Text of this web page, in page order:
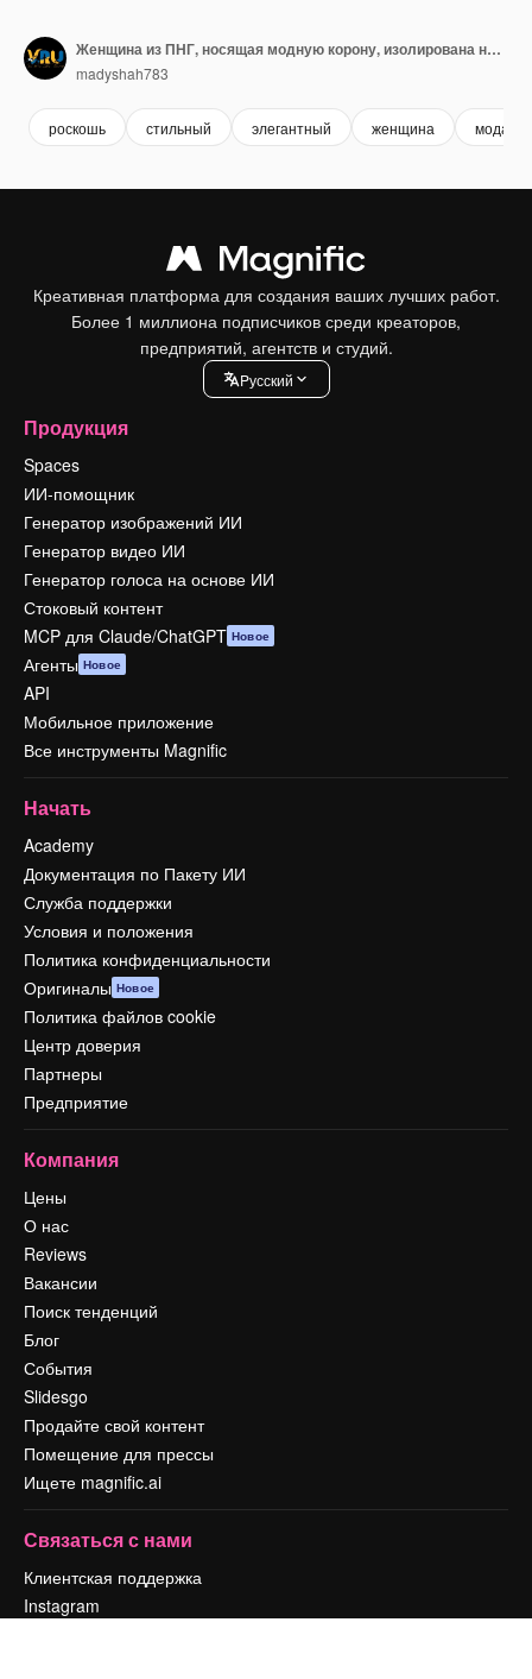
Женщина из ПНГ, носящая модную корону, изолирована на прозрачном фоне для королевской моды или стиля событий
madyshah783
роскошь стильный элегантный женщина мода
Креативная платформа для создания ваших лучших работ.
Более 1 миллиона подписчиков среди креаторов,
предприятий, агентств и студий.
Pусский
Продукция
Spaces
ИИ-помощник
Генератор изображений ИИ
Генератор видео ИИ
Генератор голоса на основе ИИ
Стоковый контент
MCP для Claude/ChatGPT Новое
Агенты Новое
API
Мобильное приложение
Все инструменты Magnific
Начать
Academy
Документация по Пакету ИИ
Служба поддержки
Условия и положения
Политика конфиденциальности
Оригиналы Новое
Политика файлов cookie
Центр доверия
Партнеры
Предприятие
Компания
Цены
О нас
Reviews
Вакансии
Поиск тенденций
Блог
События
Slidesgo
Продайте свой контент
Помещение для прессы
Ищете magnific.ai
Связаться с нами
Клиентская поддержка
Instagram